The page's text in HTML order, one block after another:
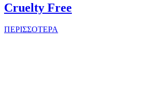
Cruelty Free
ΠΕΡΙΣΣΟΤΕΡΑ